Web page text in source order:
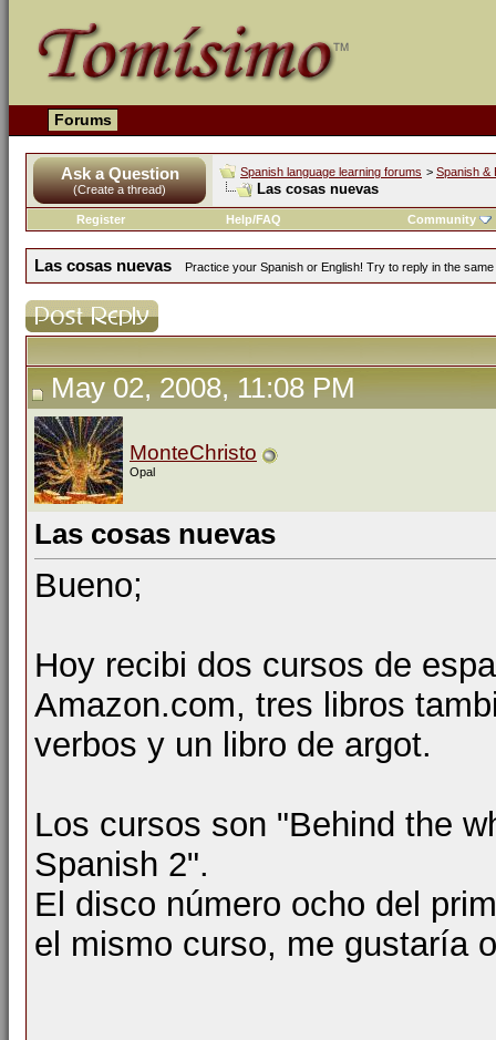
Forums
Ask a Question
(Create a thread)
Spanish language learning forums > Spanish &
Las cosas nuevas
Register Help/FAQ Community
Las cosas nuevas Practice your Spanish or English! Try to reply in the
May 02, 2008, 11:08 PM
MonteChristo
Opal
Las cosas nuevas
Bueno;
Hoy recibi dos cursos de
Amazon.com, tres libros
verbos y un libro de argot.
Los cursos son "Behind the
Spanish 2".
El disco número ocho del
el mismo curso, me gustaría